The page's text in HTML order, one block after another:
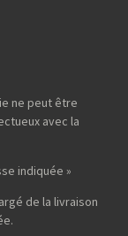
ne peut être
avec la
indiquée »
de la livraison